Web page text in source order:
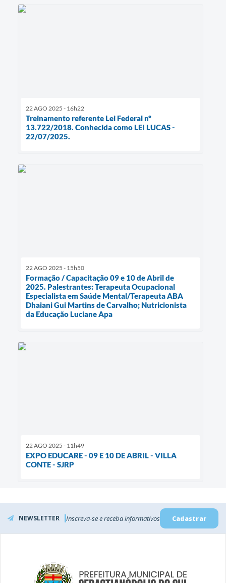
22 AGO 2025 - 16h22
Treinamento referente Lei Federal nº
13.722/2018. Conhecida como LEI LUCAS -
22/07/2025.
22 AGO 2025 - 15h50
Formação / Capacitação 09 e 10 de Abril de
2025. Palestrantes: Terapeuta Ocupacional
Especialista em Saúde Mental/Terapeuta ABA
Dhaiani Gui Martins de Carvalho; Nutricionista
da Educação Luciane Apa
22 AGO 2025 - 11h49
EXPO EDUCARE - 09 E 10 DE ABRIL - VILLA
CONTE - SJRP
NEWSLETTER Inscreva-se e receba informativos Cadastrar